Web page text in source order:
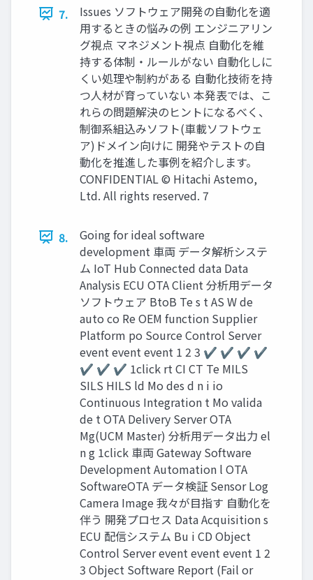
7.
Issues ソフトウェア開発の自動化を適
用するときの悩みの例 エンジニアリン
グ視点 マネジメント視点 自動化を維
持する体制・ルールがない 自動化しに
くい処理や制約がある 自動化技術を持
つ人材が育っていない 本発表では、こ
れらの問題解決のヒントになるべく、
制御系組込みソフト(車載ソフトウェ
ア)ドメイン向けに 開発やテストの自
動化を推進した事例を紹介します。
CONFIDENTIAL © Hitachi Astemo,
Ltd. All rights reserved. 7
8.
Going for ideal software
development 車両 データ解析システ
ム IoT Hub Connected data Data
Analysis ECU OTA Client 分析用データ
ソフトウェア BtoB Te s t AS W de
auto co Re OEM function Supplier
Platform po Source Control Server
event event event 1 2 3 ✔ ✔ ✔ ✔
✔ ✔ ✔ 1click rt CI CT Te MILS
SILS HILS ld Mo des d n i io
Continuous Integration t Mo valida
de t OTA Delivery Server OTA
Mg(UCM Master) 分析用データ出力 el
n g 1click 車両 Gateway Software
Development Automation l OTA
SoftwareOTA データ検証 Sensor Log
Camera Image 我々が目指す 自動化を
伴う 開発プロセス Data Acquisition s
ECU 配信システム Bu i CD Object
Control Server event event event 1 2
3 Object Software Report (Fail or